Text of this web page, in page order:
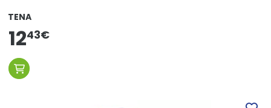
TENA
1243€